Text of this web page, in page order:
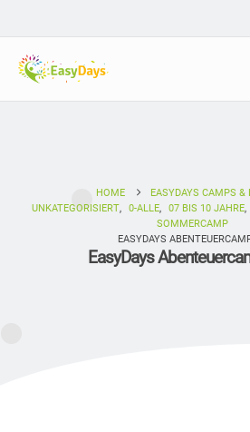
HOME
EASYDAYS CAMPS &
UNKATEGORISIERT, 0-ALLE, 07 BIS 10 JAHRE,
SOMMERCAMP
EASYDAYS
EasyDays